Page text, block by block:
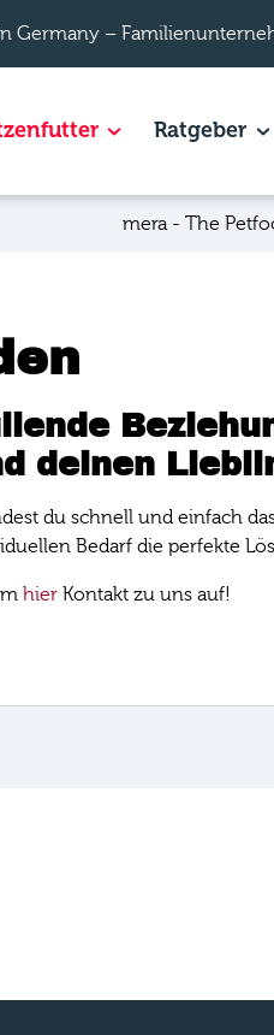
Germany –
of Hundefutter page.
Show subpages
Ratgeber
mera - The
deinen
du schnell und einfach
Bedarf die perfekte
hier Kontakt zu uns auf!